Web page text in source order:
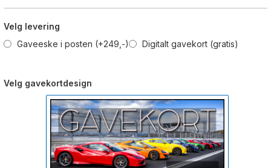
Velg levering
Gaveeske i posten (+249,-)
Digitalt gavekort (gratis)
Velg gavekortdesign